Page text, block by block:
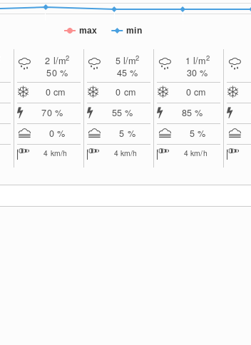
max min
2 l/m2
50 %
0cm
70 %
0 %
4 km/h
5 l/m2
45 %
0 cm
55 %
5 %
4 km/h
1l/m2
30 %
0 cm
85 %
5 %
4km/h